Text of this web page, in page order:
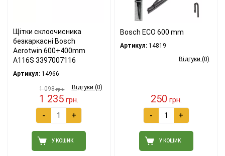
Щітки склоочисника
безкаркасні Bosch
Aerotwin 600+400mm
A116S 3397007116
Артикул: 14966
Відгуки (0)
1 098грн.
1 235 грн.
- +
У КОШИК
Bosch ECO 600 mm
Артикул: 14819
Відгуки (0)
250 грн.
- +
У КОШИК